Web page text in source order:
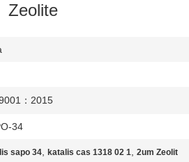
Zeolite
：2015
34
sapo 34,katalis cas 1318 02 1,2um Zeolit